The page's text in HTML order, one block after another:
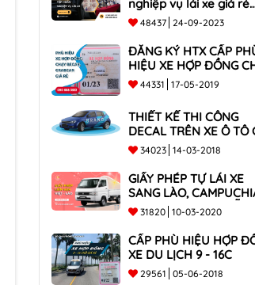
nghiệp vụ lái xe giá rẻ
toàn quốc
48437 24-09-2023
ĐĂNG KÝ HTX CẤP
HIỆU XE HỢP ĐỒNG
BECAR, GRABCAR GIÁ
NHẤT
44331 17-05-2019
THIẾT KẾ THI CÔNG
DECAL TRÊN XE Ô TÔ
CÔNG TY
34023 14-03-2018
GIẤY PHÉP TỰ LÁI XE
SANG LÀO,
CHO XE DƯỚI 9 CHỖ VÀ
XE BÁN TẢI
31820 10-03-2020
CẤP PHÙ HIỆU HỢP
XE DU LỊCH 9 - 16C
29561 05-06-2018